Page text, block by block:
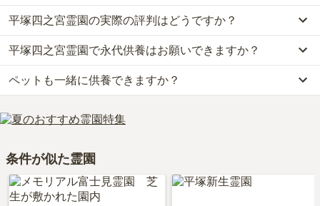
50万円からお求めいただけます。
なお、平塚四之宮霊園がある神奈川県の相場は、一般墓が約89万円
（墓石代別途）、永代供養墓が約59万円です。
お墓は、価格が高いものがよい、安いものが悪い、という訳ではあ
きる場所を選ぶことです。
車の場合、JR相模線「寒川」から車で13分です。
詳しいルートや地図は、本ページの「地図・交通アクセス」欄をご
確認ください。
平塚四之宮霊園の実際の評判はどうですか？
当サイトに寄せられた総合評価は、3.6点です。特に交通利便性が
高く評価されています。
利用者様からは「近くには食事出来る場所もあり、便利です。法事
等もできる施設があり、不便は感じません。ただし、県外からくる
方々に対しては、交通網が悪く、不便かもしれませ。」といったお
平塚四之宮霊園で永代供養はお願いできますか？
はい、平塚四之宮霊園は永代供養に対応しています。
費用は、約50万円からとなっております。
平塚四之宮霊園がある神奈川県の永代供養墓の相場価格は、約59万
円です。
解説！』をご覧ください。
ペットも一緒に供養できますか？
はい、平塚四之宮霊園はペット供養に対応しております。
大切な家族の一員であるペットも供養できるプランをご用意してお
条件が似た霊園